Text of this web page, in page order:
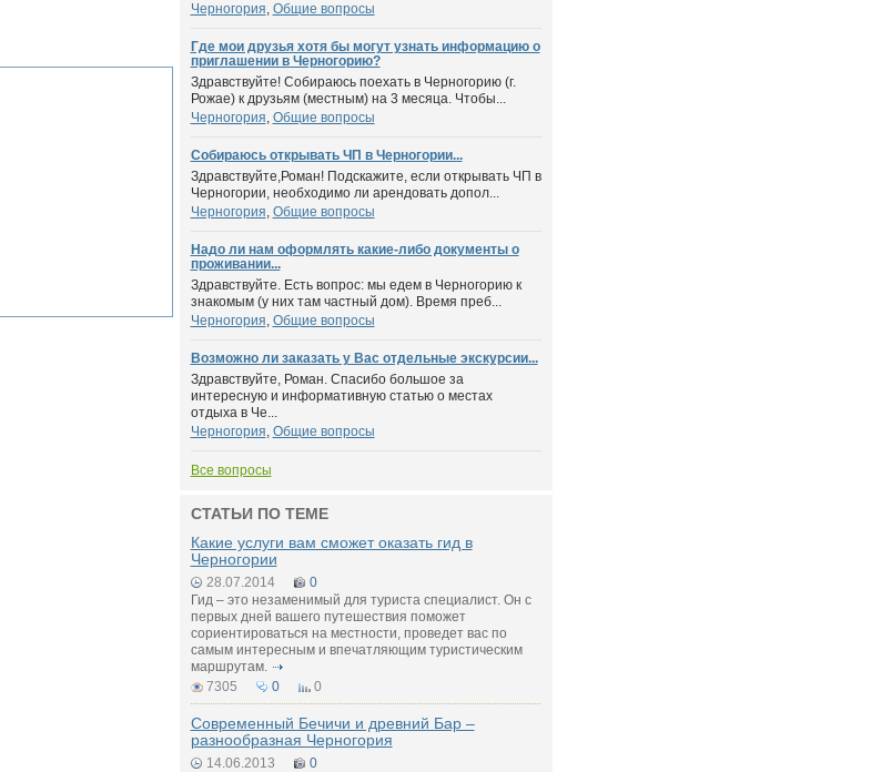
Черногория, Общие вопросы
Где мои друзья хотя бы могут узнать информацию о
приглашении в Черногорию?
Здравствуйте! Собираюсь поехать в Черногорию (г.
Рожае) к друзьям (местным) на 3 месяца. Чтобы...
Черногория, Общие вопросы
Собираюсь открывать ЧП в Черногории...
Здравствуйте,Роман! Подскажите, если открывать ЧП в
Черногории, необходимо ли арендовать допол...
Черногория, Общие вопросы
Надо ли нам оформлять какие-либо документы о
проживании...
Здравствуйте. Есть вопрос: мы едем в Черногорию к
знакомым (у них там частный дом). Время преб...
Черногория, Общие вопросы
Возможно ли заказать у Вас отдельные экскурсии...
Здравствуйте, Роман. Спасибо большое за
интересную и информативную статью о местах
отдыха в Че...
Черногория, Общие вопросы
Все вопросы
СТАТЬИ ПО ТЕМЕ
Какие услуги вам сможет оказать гид в
Черногории
28.07.2014
0
Гид – это незаменимый для туриста специалист. Он с
первых дней вашего путешествия поможет
сориентироваться на местности, проведет вас по
самым интересным и впечатляющим туристическим
маршрутам.
7305
0 0
Современный Бечичи и древний Бар –
разнообразная Черногория
14.06.2013
0